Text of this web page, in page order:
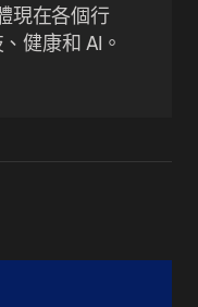
現在各個行
健康和 AI。